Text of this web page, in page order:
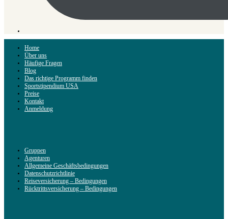
Home
Über uns
Häufige Fragen
Blog
Das richtige Programm finden
Sportstipendium USA
Preise
Kontakt
Anmeldung
Gruppen
Agenturen
Allgemeine Geschäftsbedingungen
Datenschutzrichtlinie
Reiseversicherung – Bedingungen
Rücktrittsversicherung – Bedingungen